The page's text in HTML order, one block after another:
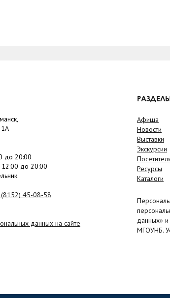
до 20:00
12:00 до 20:00
45-08-58
данных на сайте
Афиша
Новости
Выставки
Экскурсии
Ресурсы
Каталоги
данных»
МГОУНБ.